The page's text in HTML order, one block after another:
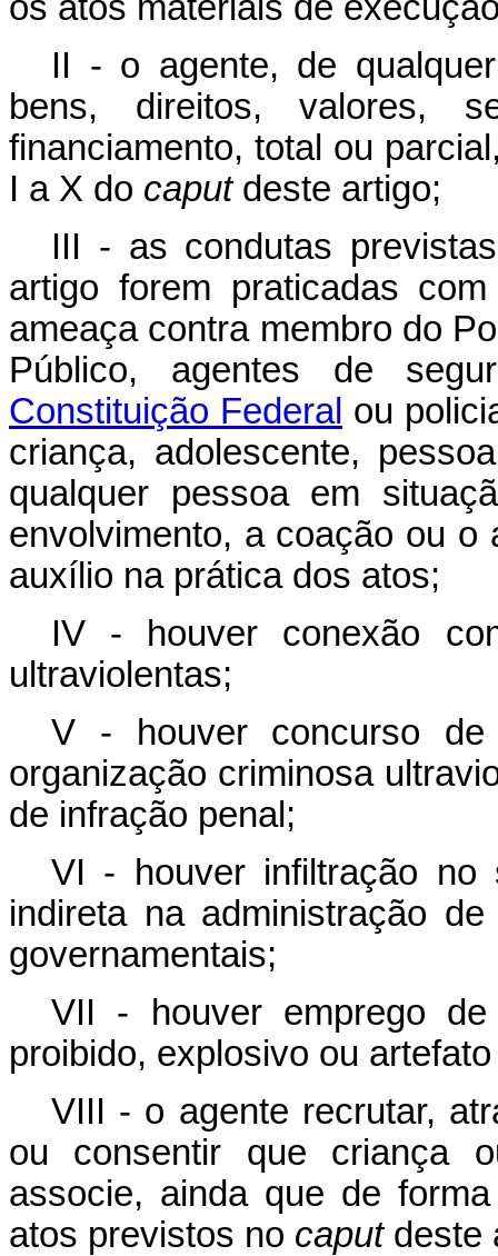
II - o agente, de
bens, direitos, valores,
financiamento, total ou
I a X do caputdeste artigo;
III - as condutas
artigo forem praticadas
ameaça contra membro do
Público, agentes de
Constituição Federal ou
criança, adolescente,
qualquer pessoa em
envolvimento, a coação ou o
auxílio na prática dos atos;
IV - houver conexão
ultraviolentas;
V - houver concurso de
organização criminosa
de infração penal;
VI - houver infiltração no
indireta na administração
governamentais;
VII - houver emprego
proibido, explosivo ou
VIII - o agente recrutar,
ou consentir que criança
associe, ainda que de
atos previstos no caputdeste